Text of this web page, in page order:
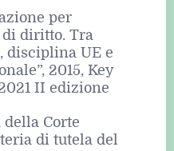
per
diritto. Tra
disciplina UE e
2015, Key
II edizione
Corte
di tutela del